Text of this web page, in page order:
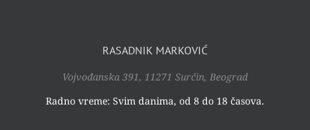
RASADNIK MARKOVIĆ
Vojvođanska 391, 11271 Surčin, Beograd
Radno vreme: Svim danima, od 8 do 18 časova.